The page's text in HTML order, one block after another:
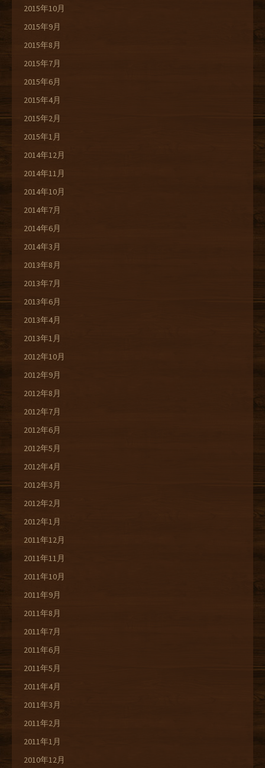
2015年10月
2015年9月
2015年8月
2015年7月
2015年6月
2015年4月
2015年2月
2015年1月
2014年12月
2014年11月
2014年10月
2014年7月
2014年6月
2014年3月
2013年8月
2013年7月
2013年6月
2013年4月
2013年1月
2012年10月
2012年9月
2012年8月
2012年7月
2012年6月
2012年5月
2012年4月
2012年3月
2012年2月
2012年1月
2011年12月
2011年11月
2011年10月
2011年9月
2011年8月
2011年7月
2011年6月
2011年5月
2011年4月
2011年3月
2011年2月
2011年1月
2010年12月